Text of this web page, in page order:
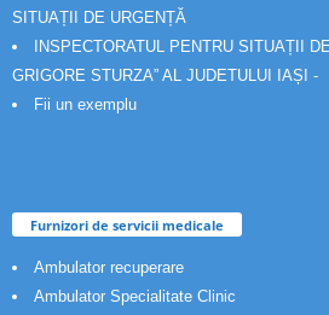
SITUAȚII DE URGENȚĂ
INSPECTORATUL PENTRU SITUAȚII
GRIGORE STURZA” AL JUDETULUI IAȘI -
Fii un exemplu
Furnizori de servicii medicale
Ambulator recuperare
Ambulator Specialitate Clinic